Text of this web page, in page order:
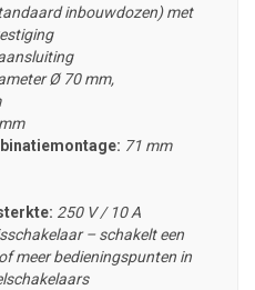
inbouwdozen) met
Ø 70 mm,
71 mm
250 V / 10 A
– schakelt een
meer bedieningspunten in